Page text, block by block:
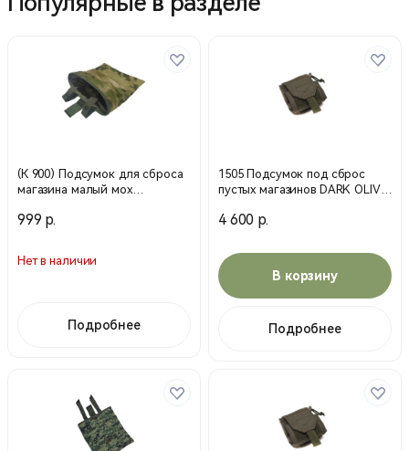
(К 900) Подсумок для сброса
магазина малый мох
999 р.
Нет в наличии
Подробнее
1505 Подсумок под сброс
пустых магазинов DARK OLIVE
4 600 р.
В корзину
Подробнее